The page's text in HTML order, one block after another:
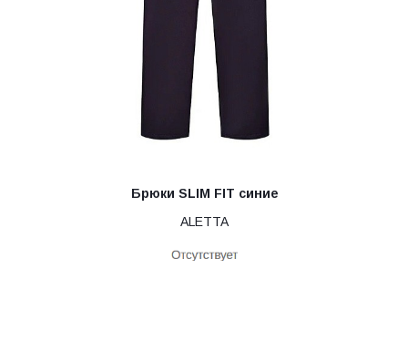
Брюки SLIM FIT синие
ALETTA